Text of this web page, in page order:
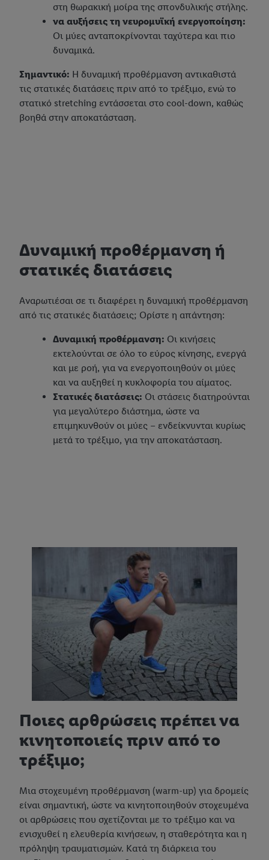
στη θωρακική μοίρα της σπονδυλικής στήλης.
να αυξήσεις τη νευρομυϊκή ενεργοποίηση:
Οι μύες ανταποκρίνονται ταχύτερα και πιο
δυναμικά.
Σημαντικό: Η δυναμική προθέρμανση αντικαθιστά
τις στατικές διατάσεις πριν από το τρέξιμο, ενώ το
στατικό stretching εντάσσεται στο cool-down, καθώς
βοηθά στην αποκατάσταση.
Δυναμική προθέρμανση ή
στατικές διατάσεις
Αναρωτιέσαι σε τι διαφέρει η δυναμική προθέρμανση
από τις στατικές διατάσεις; Ορίστε η απάντηση:
Δυναμική προθέρμανση: Οι κινήσεις
εκτελούνται σε όλο το εύρος κίνησης, ενεργά
και με ροή, για να ενεργοποιηθούν οι μύες
και να αυξηθεί η κυκλοφορία του αίματος.
Στατικές διατάσεις: Οι στάσεις διατηρούνται
για μεγαλύτερο διάστημα, ώστε να
επιμηκυνθούν οι μύες – ενδείκνυνται κυρίως
μετά το τρέξιμο, για την αποκατάσταση.
Ποιες αρθρώσεις πρέπει να
κινητοποιείς πριν από το
τρέξιμο;
Μια στοχευμένη προθέρμανση (warm-up) για δρομείς
είναι σημαντική, ώστε να κινητοποιηθούν στοχευμένα
οι αρθρώσεις που σχετίζονται με το τρέξιμο και να
ενισχυθεί η ελευθερία κινήσεων, η σταθερότητα και η
πρόληψη τραυματισμών. Κατά τη διάρκεια του